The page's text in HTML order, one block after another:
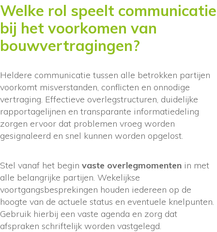
Welke rol speelt communicatie
bij het voorkomen van
bouwvertragingen?
Heldere communicatie tussen alle betrokken partijen
voorkomt misverstanden, conflicten en onnodige
vertraging. Effectieve overlegstructuren, duidelijke
rapportagelijnen en transparante informatiedeling
zorgen ervoor dat problemen vroeg worden
gesignaleerd en snel kunnen worden opgelost.
Stel vanaf het begin vaste overlegmomenten in met
alle belangrijke partijen. Wekelijkse
voortgangsbesprekingen houden iedereen op de
hoogte van de actuele status en eventuele knelpunten.
Gebruik hierbij een vaste agenda en zorg dat
afspraken schriftelijk worden vastgelegd.